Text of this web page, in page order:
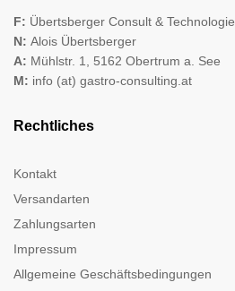
F: Übertsberger Consult & Technologie
N: Alois Übertsberger
A: Mühlstr. 1, 5162 Obertrum a. See
M: info (at) gastro-consulting.at
Rechtliches
Kontakt
Versandarten
Zahlungsarten
Impressum
Allgemeine Geschäftsbedingungen